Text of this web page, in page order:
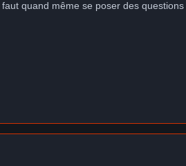
quand même se poser des